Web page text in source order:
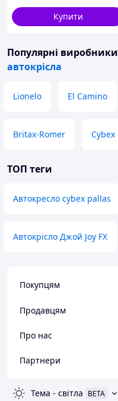
Купити
Популярні виробники
автокрісла
Lionelo El Camino
Britax-Romer Cybex
ТОП теги
Автокресло cybex pallas
Автокрісло Джой Joy FX
Покупцям
Продавцям
Про нас
Партнери
Тема - світла BETA